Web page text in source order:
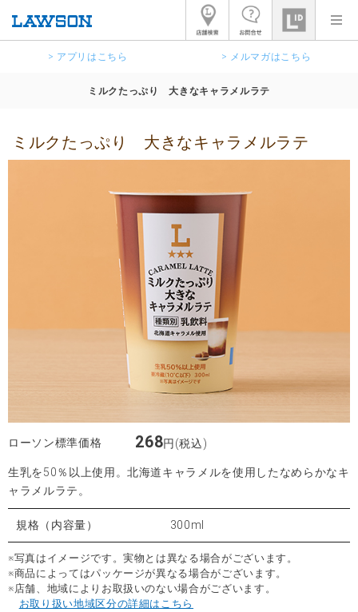
> アプリはこちら > メルマガはこちら
ミルクたっぷり 大きなキャラメルラテ
ミルクたっぷり 大きなキャラメルラテ
ローソン標準価格 268円(税込)
生乳を50％以上使用。北海道キャラメルを使用したなめらかなキ
ャラメルラテ。
規格（内容量） 300ml
※写真はイメージです。実物とは異なる場合がございます。
※商品によってはパッケージが異なる場合がございます。
※店舗、地域によりお取扱いのない場合がございます。
お取り扱い地域区分の詳細はこちら